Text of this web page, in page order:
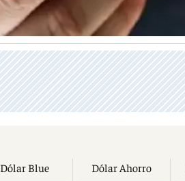
Dólar Blue
Dólar Ahorro